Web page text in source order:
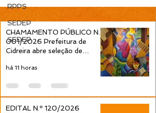
RPPS
SEDEP
SEDEP
Professor Ensino
Fundamental 1ª a 4ª
Séries é publicada pela
Prefeitura de Cidreira
CHAMAMENTO PÚBLICO N.º
001/2026 Prefeitura de
Cidreira abre seleção de
projetos culturais pela Política
Nacional Aldir Blanc
há 11 horas
EDITAL N.º 120/2026